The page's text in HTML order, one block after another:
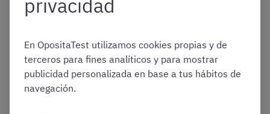
Aunque la práctica debe ser constante, no se trata de
beneficie en cada momento
. Pero identificarlo puede
suponer un verdadero dolor de cabeza. Aquí es donde
entra el entrenador personal, que hará todo este trabajo
para que no perdáis el tiempo y solo os tengáis que
centrar en el estudio.
privacidad
En OpositaTest utilizamos cookies propias y de
terceros para fines analíticos y para mostrar
publicidad personalizada en base a tus hábitos de
navegación.